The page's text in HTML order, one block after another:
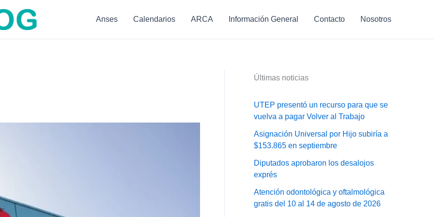
Anses Calendarios ARCA Información General Contacto Nosotros
Últimas noticias
UTEP presentó un recurso para que se
vuelva a pagar Volver al Trabajo
Asignación Universal por Hijo subiría a
$153.865 en septiembre
Diputados aprobaron los desalojos
exprés
Atención odontológica y oftalmológica
gratis del 10 al 14 de agosto de 2026